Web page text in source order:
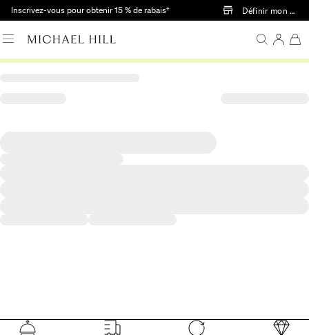
Passer au contenu principal
Inscrivez-vous pour obtenir 15 % de rabais† Définir mon